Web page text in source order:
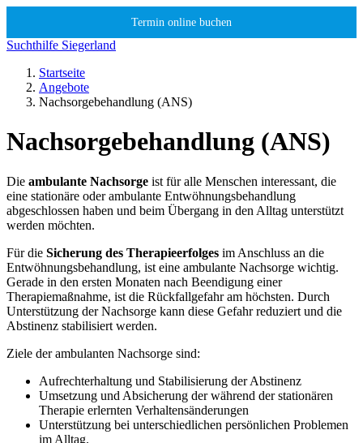
Termin online buchen
Suchthilfe Siegerland
Startseite
Angebote
Nachsorgebehandlung (ANS)
Nachsorgebehandlung (ANS)
Die ambulante Nachsorge ist für alle Menschen interessant, die
eine stationäre oder ambulante Entwöhnungsbehandlung
abgeschlossen haben und beim Übergang in den Alltag unterstützt
werden möchten.
Für die Sicherung des Therapieerfolges im Anschluss an die
Entwöhnungsbehandlung, ist eine ambulante Nachsorge wichtig.
Gerade in den ersten Monaten nach Beendigung einer
Therapiemaßnahme, ist die Rückfallgefahr am höchsten. Durch
Unterstützung der Nachsorge kann diese Gefahr reduziert und die
Abstinenz stabilisiert werden.
Ziele der ambulanten Nachsorge sind:
Aufrechterhaltung und Stabilisierung der Abstinenz
Umsetzung und Absicherung der während der stationären
Therapie erlernten Verhaltensänderungen
Unterstützung bei unterschiedlichen persönlichen Problemen
im Alltag.